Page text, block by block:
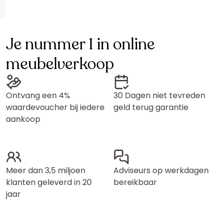
Je nummer 1 in online
meubelverkoop
Ontvang een 4%
waardevoucher bij iedere
aankoop
30 Dagen niet tevreden
geld terug garantie
Meer dan 3,5 miljoen
klanten geleverd in 20
jaar
Adviseurs op werkdagen
bereikbaar